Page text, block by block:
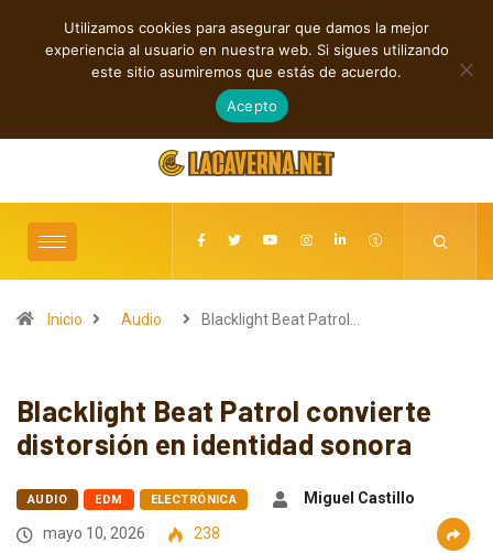
TENDENCIAS
M3TIN presenta “Nuestra Historia Acabó” en español
agosto 6, 2026
Inicio Audio Blacklight Beat Patrol…
Blacklight Beat Patrol convierte
distorsión en identidad sonora
AUDIO EDM ELECTRÓNICA
Miguel Castillo
mayo 10, 2026
238
Utilizamos cookies para asegurar que damos la mejor
experiencia al usuario en nuestra web. Si sigues utilizando
este sitio asumiremos que estás de acuerdo.
Acepto